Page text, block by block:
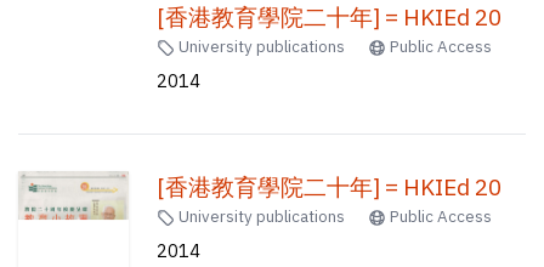
[香港教育學院二十年] = HKIEd 20
University publications Public Access
2014